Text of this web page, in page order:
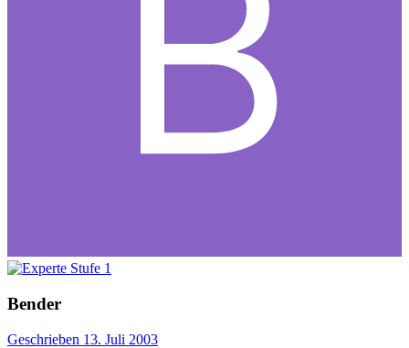
Bender
Geschrieben 13. Juli 2003